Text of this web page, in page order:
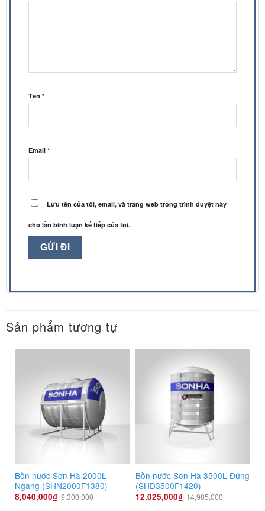
Tên *
Email *
Lưu tên của tôi, email, và trang web trong trình duyệt này
cho lần bình luận kế tiếp của tôi.
Sản phẩm tương tự
Bồn nước Sơn Hà 2000L
Ngang (SHN2000F1380)
8,040,000₫ 9,300,000
Bồn nước Sơn Hà 3500L Đứng
(SHD3500F1420)
12,025,000₫ 14,985,000